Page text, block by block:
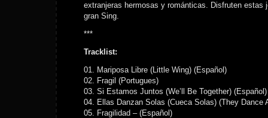
extranjeras hermosas y románticas. Disfruten estas
gran Sing.
***
Tracklist:
01. Mariposa Libre (Little Wing) (Español)
02. Fragil (Portugues)
03. Si Estamos Juntos (We’ll Be Together) (Español)
04. Ellas Danzan Solas (Cueca Solas) (They Dance
05. Fragilidad – (Español)